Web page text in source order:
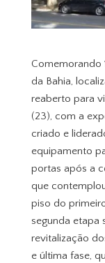
Comemorando
da Bahia,
reaberto para
(23), com a
criado e
equipamento
portas após a
que
piso do
segunda etapa
revitalização
e última fase,